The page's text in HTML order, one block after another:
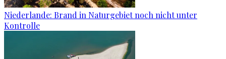
Niederlande: Brand in Naturgebiet noch nicht unter
Kontrolle